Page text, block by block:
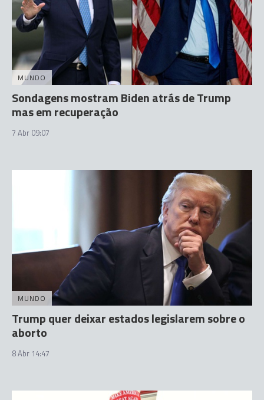
MUNDO
Sondagens mostram Biden atrás de Trump
mas em recuperação
7 Abr 09:07
MUNDO
Trump quer deixar estados legislarem sobre o
aborto
8 Abr 14:47